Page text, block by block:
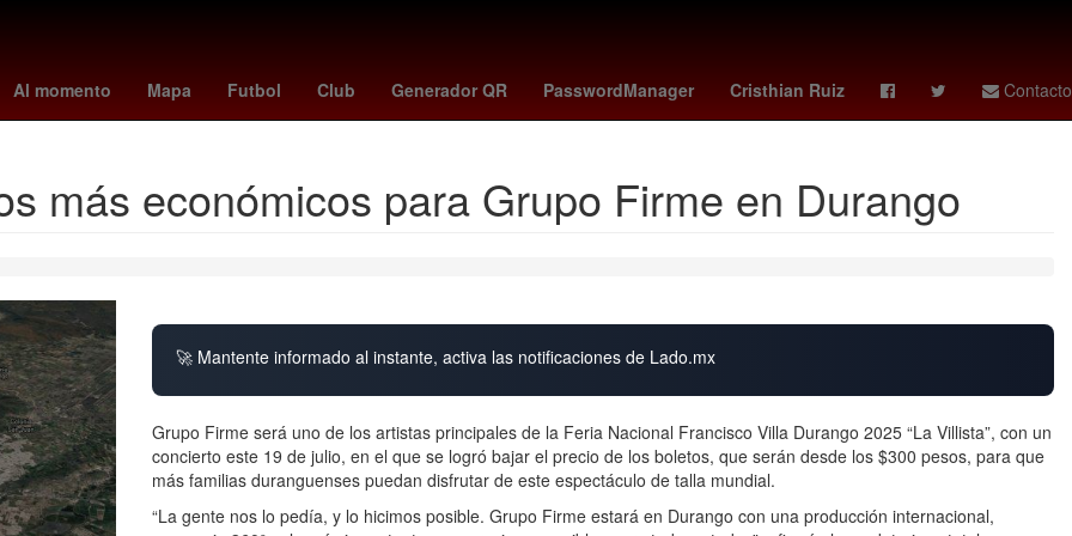
Al momento Mapa Futbol Club Generador QR PasswordManager Cristhian Ruiz Contacto
Star Wars Jacksonville lafc - guadalajara España reds - athletics kit connor Villa Park
más económicos para Grupo Firme en Durango
🚀 Mantente informado al instante, activa las notificaciones de Lado.mx
Grupo Firme será uno de los artistas principales de la Feria Nacional Francisco Villa Durango 2025 “La Villista”, con un
concierto este 19 de julio, en el que se logró bajar el precio de los boletos, que serán desde los $300 pesos, para que
más familias duranguenses puedan disfrutar de este espectáculo de talla mundial.
“La gente nos lo pedía, y lo hicimos posible. Grupo Firme estará en Durango con una producción internacional,